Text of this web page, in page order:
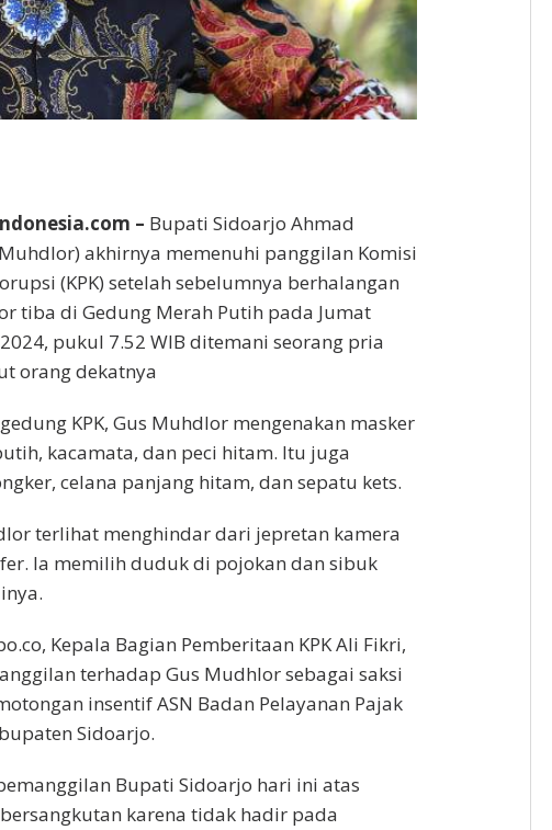
– Bupati Sidoarjo Ahmad
akhirnya memenuhi panggilan Komisi
(KPK) setelah sebelumnya berhalangan
tiba di Gedung Merah Putih pada Jumat
pukul 7.52 WIB ditemani seorang pria
orang dekatnya
KPK, Gus Muhdlor mengenakan masker
kacamata, dan peci hitam. Itu juga
celana panjang hitam, dan sepatu kets.
terlihat menghindar dari jepretan kamera
Ia memilih duduk di pojokan dan sibuk
Kepala Bagian Pemberitaan KPK Ali Fikri,
terhadap Gus Mudhlor sebagai saksi
insentif ASN Badan Pelayanan Pajak
Sidoarjo.
Bupati Sidoarjo hari ini atas
karena tidak hadir pada